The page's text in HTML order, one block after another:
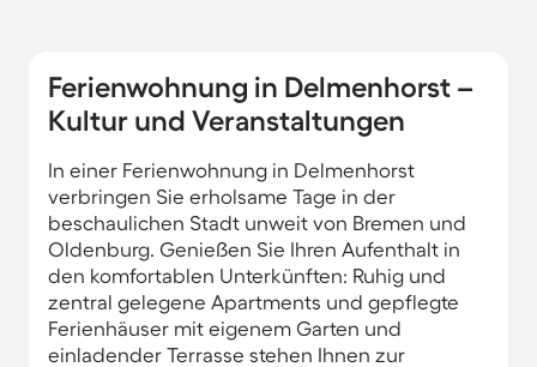
Ferienwohnung in Delmenhorst –
Kultur und Veranstaltungen
In einer Ferienwohnung in Delmenhorst
verbringen Sie erholsame Tage in der
beschaulichen Stadt unweit von Bremen und
Oldenburg. Genießen Sie Ihren Aufenthalt in
den komfortablen Unterkünften: Ruhig und
zentral gelegene Apartments und gepflegte
Ferienhäuser mit eigenem Garten und
einladender Terrasse stehen Ihnen zur